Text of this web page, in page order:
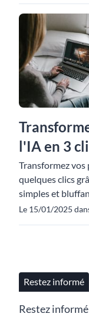
l'IA en 3
Transformez
quelques clics
simples et
Le 15/01/2025
Restez informé
Restez